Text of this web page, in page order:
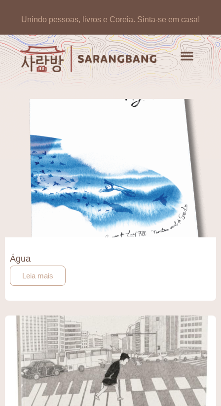
Unindo pessoas, livros e Coreia. Sinta-se em casa!
Água
Leia mais